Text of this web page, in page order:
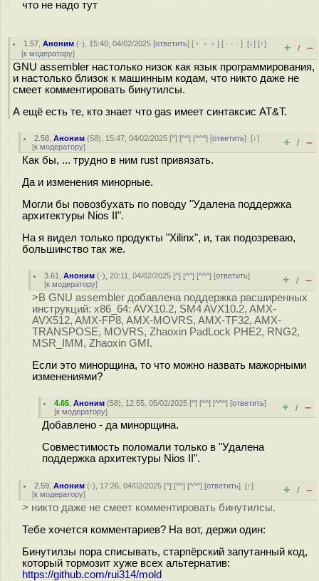
что не надо тут
1.57 ,Аноним (-), 15:40, 04/02/2025 [ответить] [ ﹢﹢﹢] [ · · ·][↓] [↑]
[к модератору] + / –
GNU assembler настолько низок как язык программирования,
и настолько близок к машинным кодам, что никто даже не
смеет комментировать бинутилсы.
А ещё есть те, кто знает что gas имеет синтаксис AT&T.
2.58 ,Аноним (58), 15:47, 04/02/2025 [^] [^^] [^^^] [ответить][↓]
[к модератору] + / –
Как бы, ... трудно в ним rust привязать.
Да и изменения минорные.
Могли бы повозбухать по поводу "Удалена поддержка
архитектуры Nios II".
На я видел только продукты "Xilinx", и, так подозреваю,
большинство так же.
3.61 ,Аноним (-), 20:11, 04/02/2025 [^] [^^] [^^^] [ответить]
[к модератору] + / –
>В GNU assembler добавлена поддержка расширенных
инструкций: x86_64: AVX10.2, SM4 AVX10.2, AMX-
AVX512, AMX-FP8, AMX-MOVRS, AMX-TF32, AMX-
TRANSPOSE, MOVRS, Zhaoxin PadLock PHE2, RNG2,
MSR_IMM, Zhaoxin GMI.
Если это минорщина, то что можно назвать мажорными
изменениями?
4.65 ,Аноним (58), 12:55, 05/02/2025 [^] [^^] [^^^] [ответить]
[к модератору] + / –
Добавлено - да минорщина.
Совместимость поломали только в "Удалена
поддержка архитектуры Nios II".
2.59 ,Аноним (-), 17:26, 04/02/2025 [^] [^^] [^^^] [ответить][↑]
[к модератору] + / –
> никто даже не смеет комментировать бинутилсы.
Тебе хочется комментариев? На вот, держи один:
Бинутилзы пора списывать, старпёрский запутанный код,
который тормозит хуже всех альтернатив:
https://github.com/rui314/mold